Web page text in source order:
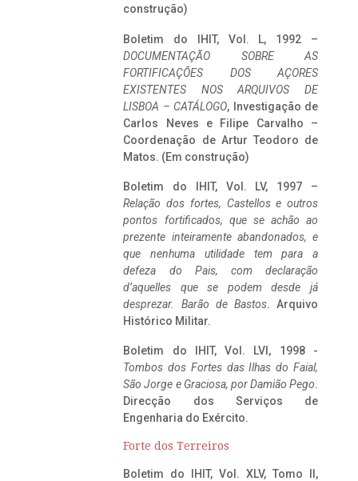
construção)
Boletim do IHIT, Vol. L, 1992 –
DOCUMENTAÇÃO SOBRE AS
FORTIFICAÇÕES DOS AÇORES
EXISTENTES NOS ARQUIVOS DE
LISBOA – CATÁLOGO, Investigação de
Carlos Neves e Filipe Carvalho –
Coordenação de Artur Teodoro de
Matos. (Em construção)
Boletim do IHIT, Vol. LV, 1997 –
Relação dos fortes, Castellos e outros
pontos fortificados, que se achão ao
prezente inteiramente abandonados, e
que nenhuma utilidade tem para a
defeza do Pais, com declaração
d’aquelles que se podem desde já
desprezar. Barão de Bastos. Arquivo
Histórico Militar.
Boletim do IHIT, Vol. LVI, 1998 -
Tombos dos Fortes das Ilhas do Faial,
São Jorge e Graciosa, por Damião Pego.
Direcção dos Serviços de
Engenharia do Exército.
Forte dos Terreiros
Boletim do IHIT, Vol. XLV, Tomo II,